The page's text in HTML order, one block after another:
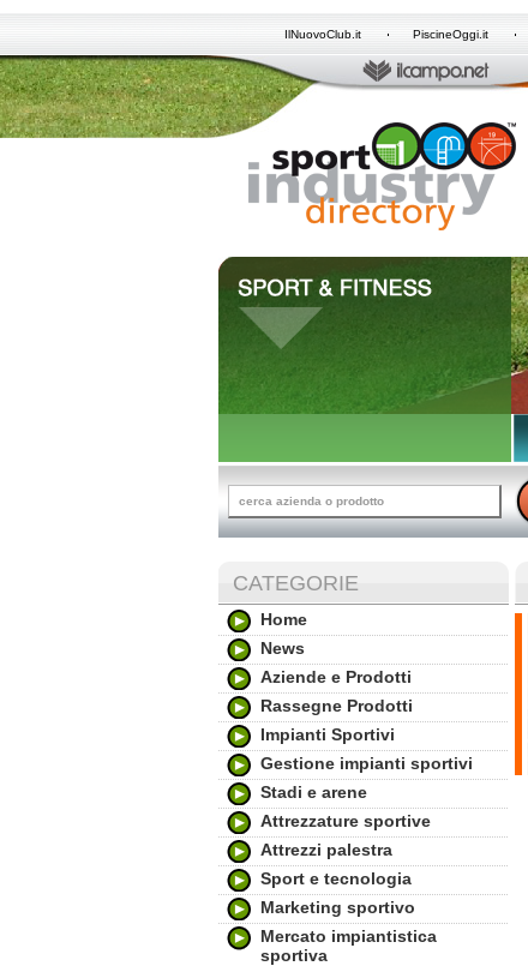
IlNuovoClub.it PiscineOggi.it
CATEGORIE
Home
News
Aziende e Prodotti
Rassegne Prodotti
Impianti Sportivi
Gestione impianti sportivi
Stadi e arene
Attrezzature sportive
Attrezzi palestra
Sport e tecnologia
Marketing sportivo
Mercato impiantistica
sportiva